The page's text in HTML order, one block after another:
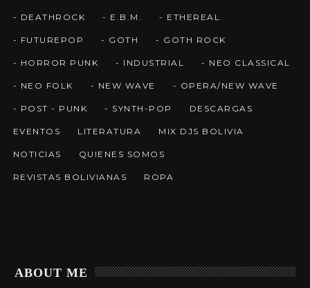
- DEATHROCK - E.B.M. - ETHEREAL
- FUTUREPOP - GOTH - GOTH ROCK
- HORROR PUNK - INDUSTRIAL - NEO CLASSICAL
- NEO FOLK - NEW WAVE - OPERA/NEW WAVE
- POST - PUNK - SYNTH-POP DESCARGAS
EVENTOS LITERATURA MIX DJS BOLIVIA
NOTICIAS QUIENES SOMOS
REVISTAS BOLIVIANAS ROPA
ABOUT ME